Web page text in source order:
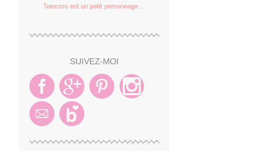
Torocoro est un petit personnage ...
SUIVEZ-MOI